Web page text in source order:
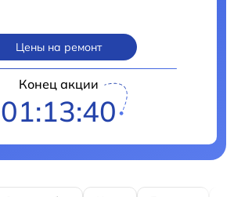
Цены на ремонт
Конец акции
01:13:40